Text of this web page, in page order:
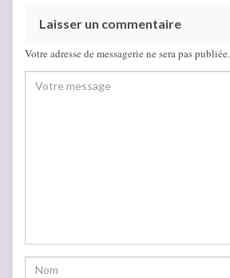
Laisser un commentaire
Votre adresse de messagerie ne sera pas publiée.